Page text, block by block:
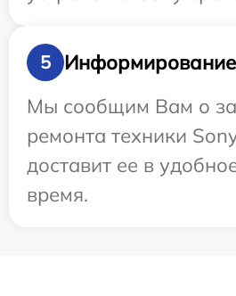
5
Информирование
Мы сообщим Вам о
ремонта техники
доставит ее в
время.